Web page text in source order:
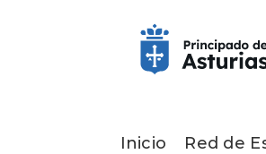
Inicio Red de